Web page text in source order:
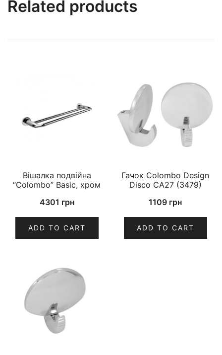
Related products
Вішалка подвійна
“Colombo” Basic, хром
4301 грн
ADD TO CART
Гачок Colombo Design
Disco CA27 (3479)
1109 грн
ADD TO CART